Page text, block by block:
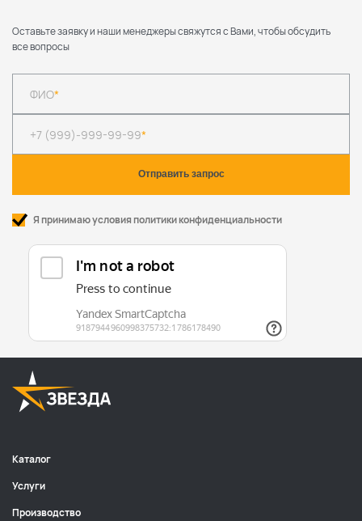
Оставьте заявку и наши менеджеры свяжутся с Вами, чтобы обсудить
все вопросы
ФИО*
+7 (999)-999-99-99*
Я принимаю условия политики конфиденциальности
Каталог
Услуги
Производство